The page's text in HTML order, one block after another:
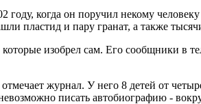
году, когда он поручил некому
пластид и пару гранат, а также
изобрел сам. Его сообщники в
журнал. У него 8 детей от
писать автобиографию -